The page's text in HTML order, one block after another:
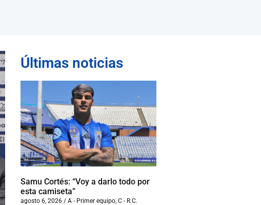
Últimas noticias
Samu Cortés: “Voy a darlo todo por
esta camiseta”
agosto 6, 2026 / A - Primer equipo, C - R.C.